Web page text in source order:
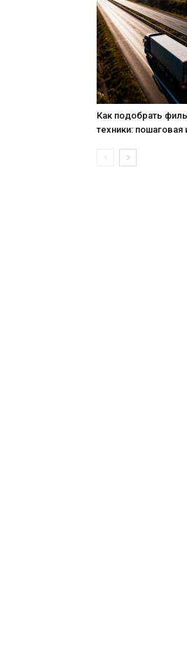
Как подобрать
техники: пошаговая